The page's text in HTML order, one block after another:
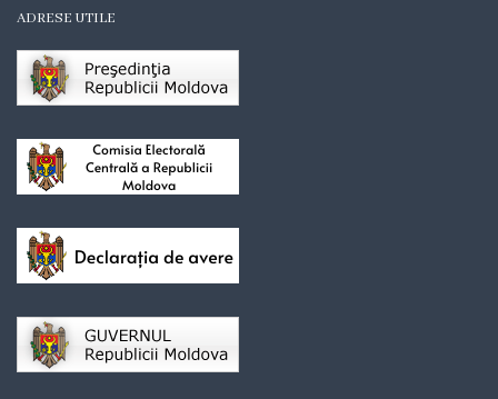
intern
managerial
local
Secretarul
Consiliului
Consilieri
Comisii
ADRESE UTILE